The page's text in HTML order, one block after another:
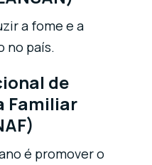
a fome e a
no país.
de
Familiar
é promover o